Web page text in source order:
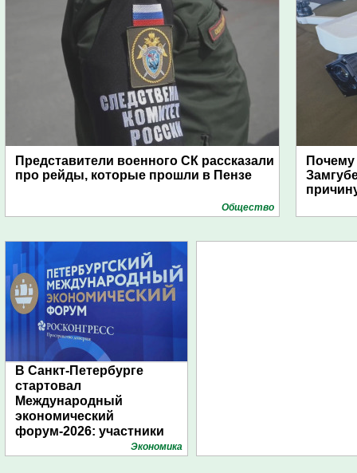
Представители военного СК рассказали
про рейды, которые прошли в Пензе
Общество
В Санкт-Петербурге
стартовал
Международный
экономический
форум-2026: участники
подготовили креативные
Экономика